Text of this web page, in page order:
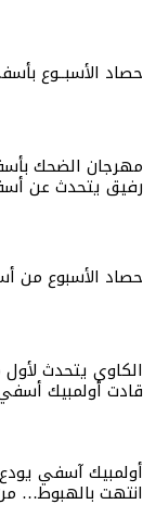
حصاد الأسبــوع بأسفي | 4
مهرجان الضحك
رفيق يتحدث عن
حصاد الأسبوع من أسفي | 28
الكاوي يتحدث لأول
قادت أولمبيك
انتهت بالهبوط…